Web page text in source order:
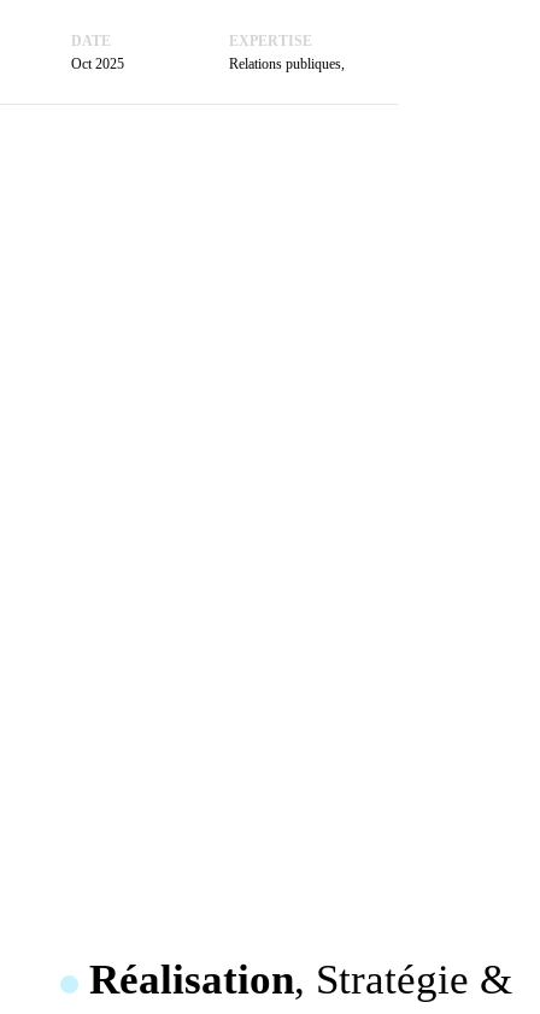
DATE
Oct 2025
EXPERTISE
Relations publiques,
Réalisation, Stratégie &